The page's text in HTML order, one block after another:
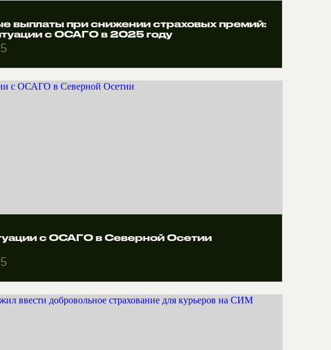
выплаты при снижении страховых премий:
с ОСАГО в 2025 году
с ОСАГО в Северной Осетии